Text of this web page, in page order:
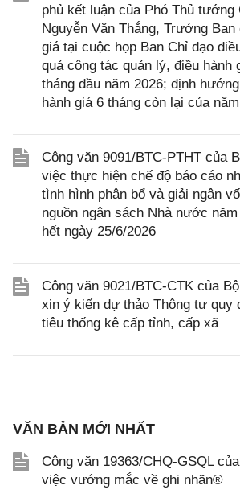
phủ kết luận của Phó Thủ tướng
Nguyễn Văn Thắng, Trưởng
giá tại cuộc họp Ban Chỉ đạo
quả công tác quản lý, điều hành
tháng đầu năm 2026; định
hành giá 6 tháng còn lại của
Công văn 9091/BTC-PTHT của
việc thực hiện chế độ báo cáo
tình hình phân bổ và giải ngân
nguồn ngân sách Nhà nước
hết ngày 25/6/2026
Công văn 9021/BTC-CTK của
xin ý kiến dự thảo Thông tư quy
tiêu thống kê cấp tỉnh, cấp xã
VĂN BẢN MỚI NHẤT
Công văn 19363/CHQ-GSQL
việc vướng mắc về ghi nhãn®